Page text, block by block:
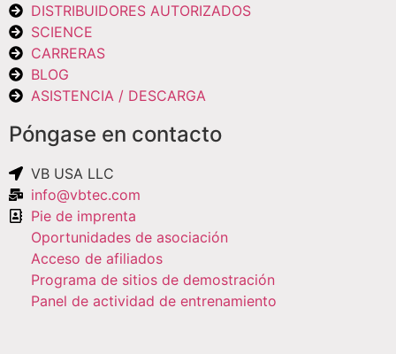
DISTRIBUIDORES AUTORIZADOS
SCIENCE
CARRERAS
BLOG
ASISTENCIA / DESCARGA
Póngase en contacto
VB USA LLC
info@vbtec.com
Pie de imprenta
Oportunidades de asociación
Acceso de afiliados
Programa de sitios de demostración
Panel de actividad de entrenamiento